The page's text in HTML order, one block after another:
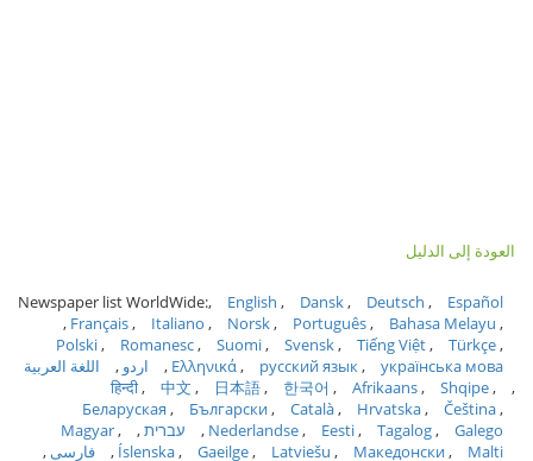
العودة إلى الدليل
Newspaper list WorldWide: English Dansk Deutsch
Español
Français
Italiano Norsk Português
Bahasa Melayu
Polski
Romanesc Suomi Svensk Tiếng Việt
Türkçe
Ελληνικά
русский язык українська мова اردو
اللغة العربية
हिन्दी
中文 日本語 한국어 Afrikaans
Shqipe
Беларуская
Български Català Hrvatska
Čeština
Nederlandse
Eesti Tagalog Galego עברית
Magyar
Íslenska
Gaeilge Latviešu Македонски Malti فارسی